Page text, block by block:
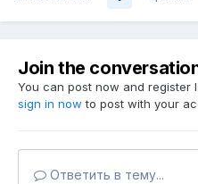
Join the
You can post now and register
sign in now to post with your
Ответить в тему...